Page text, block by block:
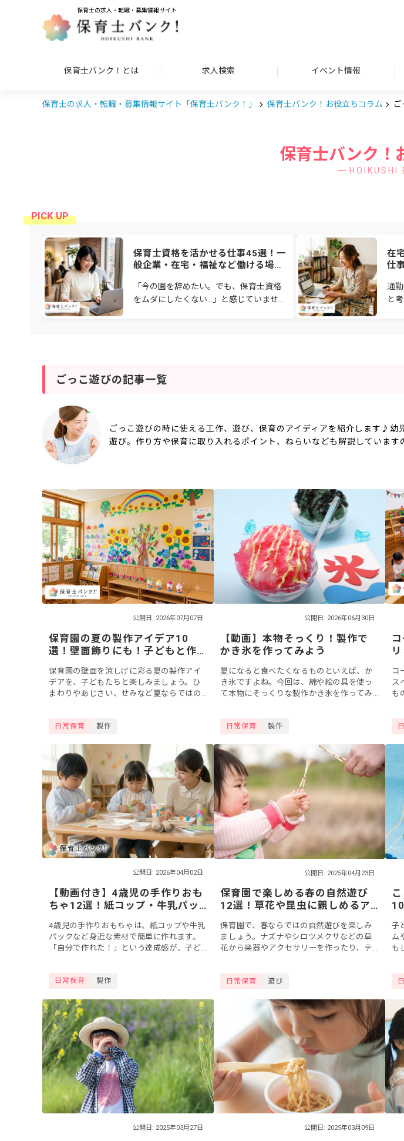
保育士の求人・転職・募集情報サイト
保育士バンク！とは 求人検索 イベント情報
保育士の求人・転職・募集情報サイト「保育士バンク！」 保育士バンク！お役立ちコラム
保育士バンク！
HOIKUSHI
保育士資格を活かせる仕事45選！一
般企業・在宅・福祉など働ける場所
「今の園を辞めたい。でも、保育士資格
をムダにしたくない…」と感じていませ
在
仕
通
と
ごっこ遊びの記事一覧
ごっこ遊びの時に使える工作、遊び、保育のアイディアを紹介します♪幼
遊び。作り方や保育に取り入れるポイント、ねらいなども解説しています
公開日: 2026年07月07日
保育園の夏の製作アイデア10
選！壁面飾りにも！子どもと作
紹介
保育園の壁面を涼しげに彩る夏の製作アイ
デアを、子どもたちと楽しみましょう。ひ
まわりやあじさい、せみなど夏ならではの
子どもとい...
日常保育 製作
公開日: 2026年06月30日
【動画】本物そっくり！製作で
かき氷を作ってみよう
夏になると食べたくなるものといえば、か
き氷ですよね。今回は、綿や絵の具を使っ
て本物にそっくりな製作かき氷を作ってみ
さまざまな...
日常保育 製作
コ
ス
も
公開日: 2026年04月02日
【動画付き】4歳児の手作りおも
ちゃ12選！紙コップ・牛乳パッ
集
4歳児の手作りおもちゃは、紙コップや牛乳
パックなど身近な素材で簡単に作れます。
「自分で作れた！」という達成感が、子ど
たあとに...
日常保育 製作
公開日: 2025年04月23日
保育園で楽しめる春の自然遊び
12選！草花や昆虫に親しめるア
保育園で、春ならではの自然遊びを楽しみ
ましょう。ナズナやシロツメクサなどの草
花から楽器やアクセサリーを作ったり、テ
節の移り変...
日常保育 遊び
子
ム
も
た
公開日: 2025年03月27日 公開日: 2025年03月09日